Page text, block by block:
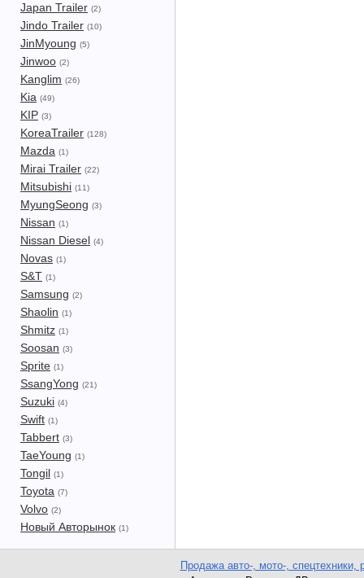
Japan Trailer (2)
Jindo Trailer (10)
JinMyoung (5)
Jinwoo (2)
Kanglim (26)
Kia (49)
KIP (3)
KoreaTrailer (128)
Mazda (1)
Mirai Trailer (22)
Mitsubishi (11)
MyungSeong (3)
Nissan (1)
Nissan Diesel (4)
Novas (1)
S&T (1)
Samsung (2)
Shaolin (1)
Shmitz (1)
Soosan (3)
Sprite (1)
SsangYong (21)
Suzuki (4)
Swift (1)
Tabbert (3)
TaeYoung (1)
Tongil (1)
Toyota (7)
Volvo (2)
Новый Авторынок (1)
Продажа авто-, мото-, спецтехники,